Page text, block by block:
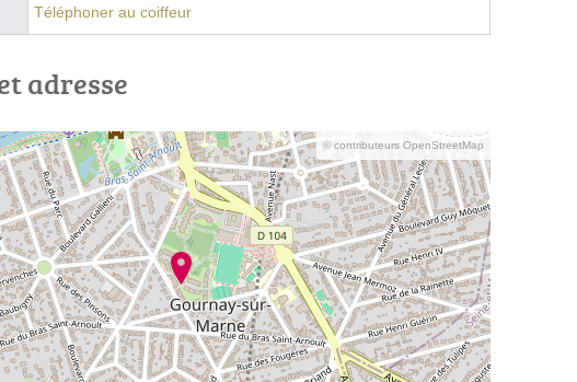
Téléphoner au coiffeur
adresse
© contributeurs OpenStreetMap